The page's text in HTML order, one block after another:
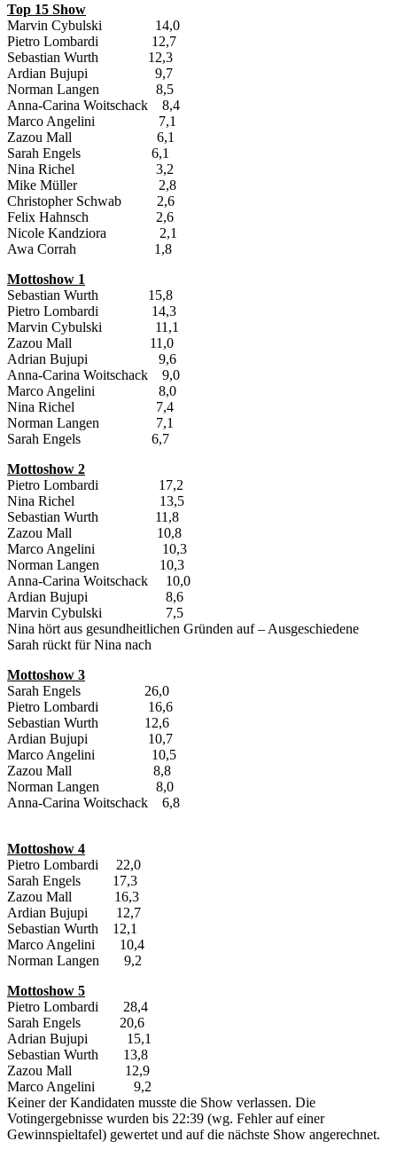
Top 15 Show
Marvin Cybulski 14,0
Pietro Lombardi 12,7
Sebastian Wurth 12,3
Ardian Bujupi 9,7
Norman Langen 8,5
Anna-Carina Woitschack 8,4
Marco Angelini 7,1
Zazou Mall 6,1
Sarah Engels 6,1
Nina Richel 3,2
Mike Müller 2,8
Christopher Schwab 2,6
Felix Hahnsch 2,6
Nicole Kandziora 2,1
Awa Corrah 1,8
Mottoshow 1
Sebastian Wurth 15,8
Pietro Lombardi 14,3
Marvin Cybulski 11,1
Zazou Mall 11,0
Adrian Bujupi 9,6
Anna-Carina Woitschack 9,0
Marco Angelini 8,0
Nina Richel 7,4
Norman Langen 7,1
Sarah Engels 6,7
Mottoshow 2
Pietro Lombardi 17,2
Nina Richel 13,5
Sebastian Wurth 11,8
Zazou Mall 10,8
Marco Angelini 10,3
Norman Langen 10,3
Anna-Carina Woitschack 10,0
Ardian Bujupi 8,6
Marvin Cybulski 7,5
Nina hört aus gesundheitlichen Gründen auf – Ausgeschiedene
Sarah rückt für Nina nach
Mottoshow 3
Sarah Engels 26,0
Pietro Lombardi 16,6
Sebastian Wurth 12,6
Ardian Bujupi 10,7
Marco Angelini 10,5
Zazou Mall 8,8
Norman Langen 8,0
Anna-Carina Woitschack 6,8
Mottoshow 4
Pietro Lombardi 22,0
Sarah Engels 17,3
Zazou Mall 16,3
Ardian Bujupi 12,7
Sebastian Wurth 12,1
Marco Angelini 10,4
Norman Langen 9,2
Mottoshow 5
Pietro Lombardi 28,4
Sarah Engels 20,6
Adrian Bujupi 15,1
Sebastian Wurth 13,8
Zazou Mall 12,9
Marco Angelini 9,2
Keiner der Kandidaten musste die Show verlassen. Die
Votingergebnisse wurden bis 22:39 (wg. Fehler auf einer
Gewinnspieltafel) gewertet und auf die nächste Show angerechnet.